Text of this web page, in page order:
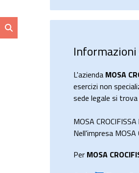
Informazioni
L'azienda MOSA
esercizi non
sede legale si trova
MOSA
Nell'impresa
Per MOSA